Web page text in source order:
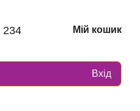
234 Мій кошик
Вхід